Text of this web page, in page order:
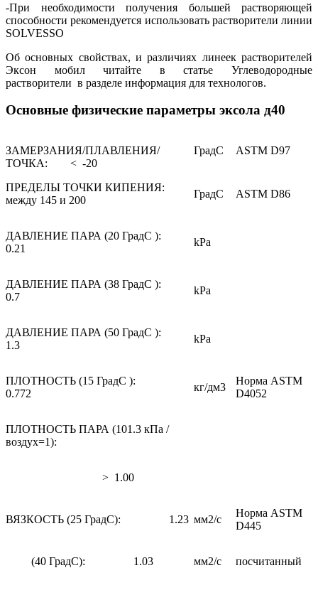
-При необходимости получения большей растворяющей
способности рекомендуется использовать растворители линии
SOLVESSO
Об основных свойствах, и различиях линеек растворителей
Эксон мобил читайте в статье Углеводородные
растворители в разделе информация для технологов.
Основные физические параметры эксола д40
ЗАМЕРЗАНИЯ/ПЛАВЛЕНИЯ/
ТОЧКА: < -20
ГрадС ASTM D97
ПРЕДЕЛЫ ТОЧКИ КИПЕНИЯ:
между 145 и 200
ГрадС ASTM D86
ДАВЛЕНИЕ ПАРА (20 ГрадС ):
0.21
kPa
ДАВЛЕНИЕ ПАРА (38 ГрадС ):
0.7
kPa
ДАВЛЕНИЕ ПАРА (50 ГрадС ):
1.3
kPa
ПЛОТНОСТЬ (15 ГрадС ):
0.772
кг/дм3
Норма ASTM
D4052
ПЛОТНОСТЬ ПАРА (101.3 кПа /
воздух=1):
> 1.00
ВЯЗКОСТЬ (25 ГрадС): 1.23 мм2/с
Норма ASTM
D445
(40 ГрадС): 1.03 мм2/с посчитанный